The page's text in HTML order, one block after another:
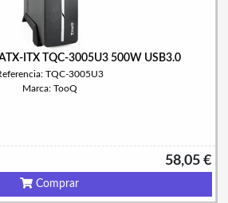
ATX-ITX TQC-3005U3 500W USB3.0
TQC-3005U3
Marca: TooQ
58,05 €
Comprar